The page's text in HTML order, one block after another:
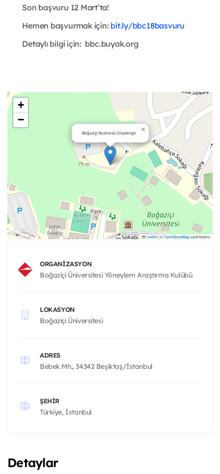
Son başvuru 12 Mart’ta!
Hemen başvurmak için: bit.ly/bbc18basvuru
Detaylı bilgi için: bbc.buyak.org
Boğaziçi Business Challenge ×
+
−
Leaflet|©OpenStreetMapcontributors
ORGANIZASYON
Boğaziçi Üniversitesi Yöneylem Araştırma Kulübü
LOKASYON
Boğaziçi Üniversitesi
ADRES
Bebek Mh., 34342 Beşiktaş/İstanbul
ŞEHIR
Türkiye, İstanbul
Detaylar